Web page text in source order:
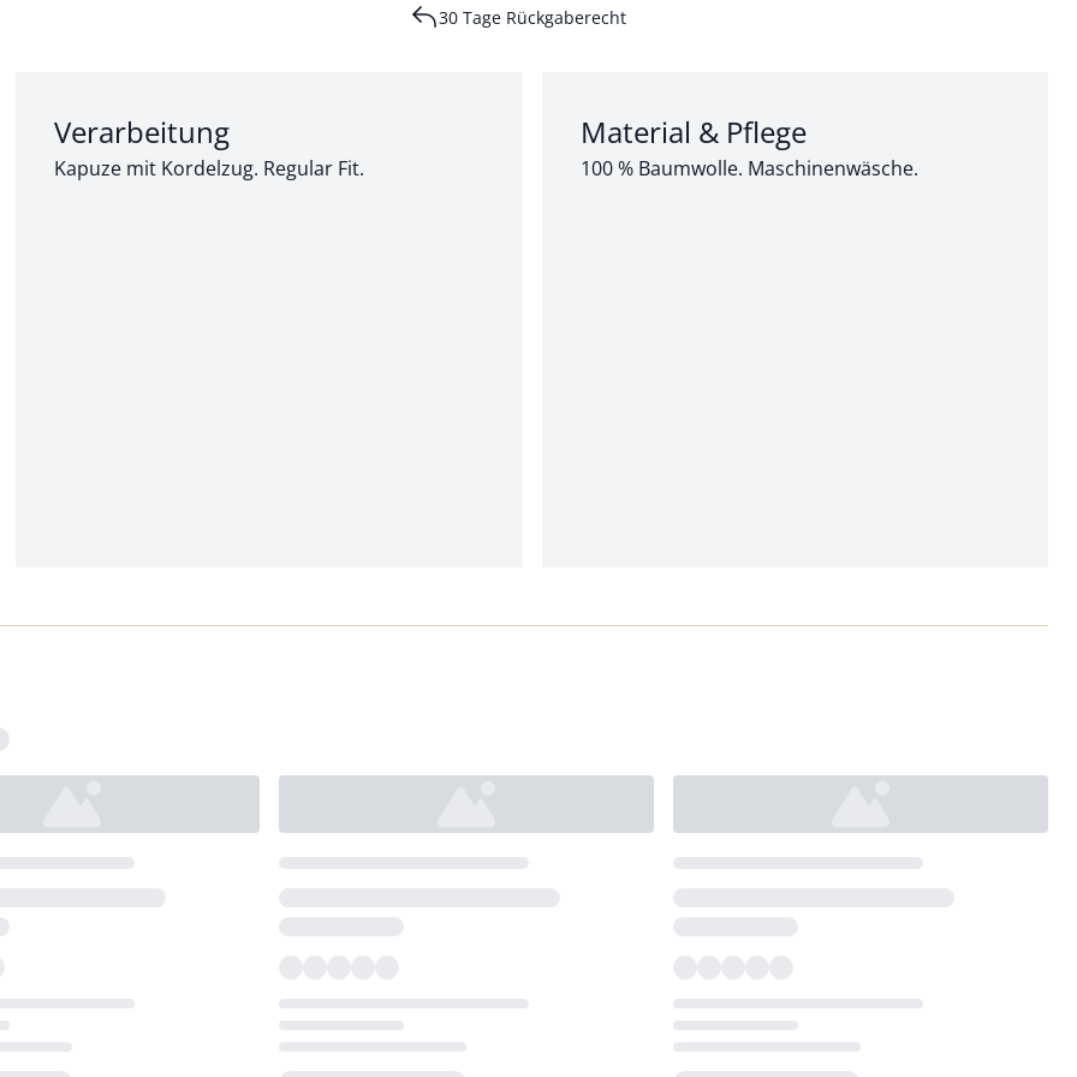
30 Tage Rückgaberecht
Abschnitt 2 von 3:
Verarbeitung
Kapuze mit Kordelzug. Regular Fit.
Abschnitt 3 von 3:
Material & Pflege
100 % Baumwolle. Maschinenwäsche.